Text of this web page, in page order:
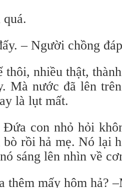
– Người chồng
thôi, nhiều thật,
Mà nước đã lên
là lụt mất.
con nhỏ hỏi
bò rồi hả mẹ. Nó lại
sáng lên nhìn về
thêm mấy hôm hả?